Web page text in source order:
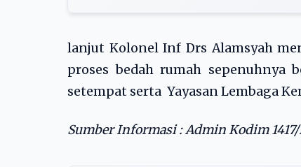
lanjut Kolonel Inf Drs Alamsyah
proses bedah rumah sepenuhnya
setempat serta Yayasan Lembaga
Sumber Informasi : Admin Kodim